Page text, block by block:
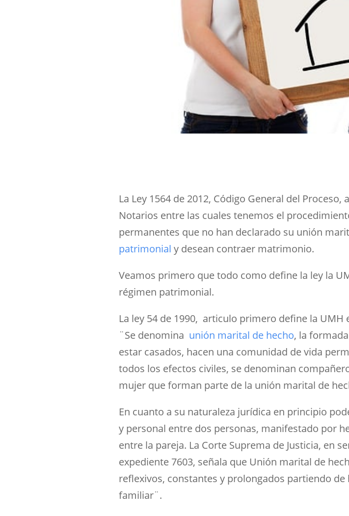
La Ley 1564 de 2012, Código General del
Notarios entre las cuales tenemos el
permanentes que no han declarado su unión
patrimonial y desean contraer matrimonio.
Veamos primero que todo como define la ley la
régimen patrimonial.
La ley 54 de 1990, articulo primero define la
¨Se denomina unión marital de hecho, la
estar casados, hacen una comunidad de vida
todos los efectos civiles, se denominan
mujer que forman parte de la unión marital de
En cuanto a su naturaleza jurídica en principio
y personal entre dos personas, manifestado por
entre la pareja. La Corte Suprema de Justicia, en
expediente 7603, señala que Unión marital de
reflexivos, constantes y prolongados partiendo
familiar¨.